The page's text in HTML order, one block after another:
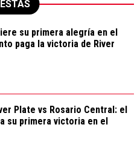
su primera alegría en el
paga la victoria de River
Plate vs Rosario Central: el
su primera victoria en el